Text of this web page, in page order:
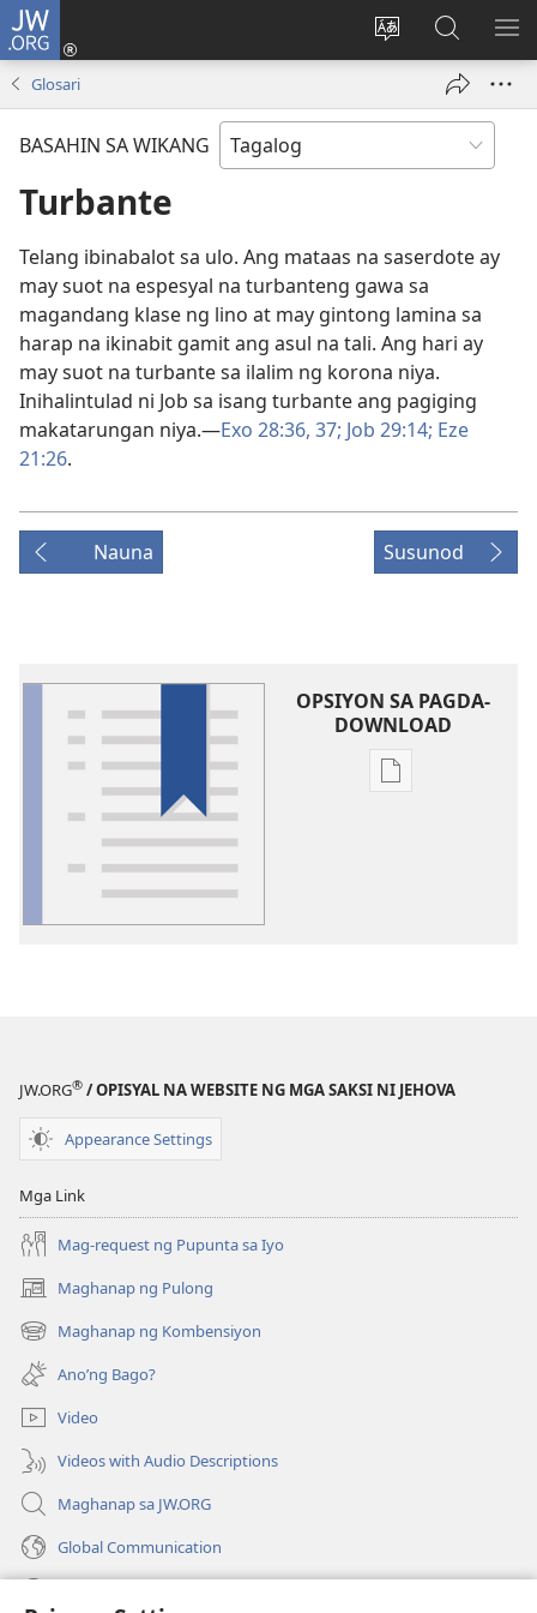
JW.ORG
Baguhin
ng
Mag-
log
bubukas
sa
JW.ORG
Glosari
BASAHIN SA WIKANG
Turbante
Telang ibinabalot sa ulo. Ang mataas na saserdote ay
may suot na espesyal na turbanteng gawa sa
magandang klase ng lino at may gintong lamina sa
harap na ikinabit gamit ang asul na tali. Ang hari ay
may suot na turbante sa ilalim ng korona niya.
Inihalintulad ni Job sa isang turbante ang pagiging
makatarungan niya.—Exo 28:36, 37; Job 29:14; Eze
21:26.
Nauna Susunod
OPSIYON SA PAGDA-
DOWNLOAD
Opsiyon
JW.ORG® / OPISYAL NA WEBSITE NG MGA SAKSI NI JEHOVA
Appearance Settings
Mga Link
Mag-request ng Pupunta sa Iyo
Maghanap ng Pulong
(may
bubukas
na
bagong
window)
Maghanap ng Kombensiyon
(may
bubukas
na
bagong
window)
Ano’ng Bago?
Video
Videos with Audio Descriptions
Maghanap sa JW.ORG
Global Communication